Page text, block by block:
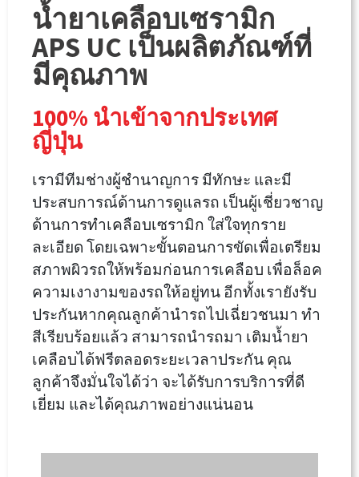
น้ำยาเคลือบเซรามิก
APS UC เป็นผลิตภัณฑ์ที่
มีคุณภาพ
100% นำเข้าจากประเทศ
ญี่ปุ่น
เรามีทีมช่างผู้ชำนาญการ มีทักษะ และมี
ประสบการณ์ด้านการดูแลรถ เป็นผู้เชี่ยวชาญ
ด้านการทำเคลือบเซรามิก ใส่ใจทุกราย
ละเอียด โดยเฉพาะขั้นตอนการขัดเพื่อเตรียม
สภาพผิวรถให้พร้อมก่อนการเคลือบ เพื่อล็อค
ความเงางามของรถให้อยู่ทน อีกทั้งเรายังรับ
ประกันหากคุณลูกค้านำรถไปเฉี่ยวชนมา ทำ
สีเรียบร้อยแล้ว สามารถนำรถมา เติมน้ำยา
เคลือบได้ฟรีตลอดระยะเวลาประกัน คุณ
ลูกค้าจึงมั่นใจได้ว่า จะได้รับการบริการที่ดี
เยี่ยม และได้คุณภาพอย่างแน่นอน